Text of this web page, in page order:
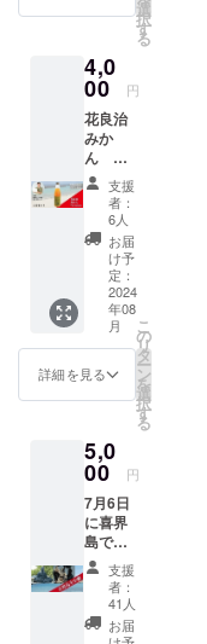
お店か
ら直送
しま
す。 品
目 本格
焼酎 原
材料名
黒糖(国
内製
造、ボ
リビア
造）、
米こう
じ（タ
米） ア
ルコー
容量
720ｍｌ
製造者
喜界島
酒造株
式会社
住所 鹿
児島県
大島郡
喜界町
う想い
のも
と、 さ
まざま
な産品
を開発
してい
ます。
名称：
すり胡
麻・炒
りごま
内容
量：
38gx2
原材料
名：白
賞味期
限：約
保存方
法：直
射日
光・高
温多湿
を避け
冷暗所
透明
パッ
が100g
です 保
存方法
→常温
（直射
日光、
高温多
湿を避
けて保
存して
くださ
い）
（５月
～10月
は、
10℃以
下の冷
しま
す。）
賞味期
限
→3ヶ月
・原産
国、産
地 →
日本、
喜界島
選
択
す
る
4,0
00 円
花良治
みか
ん
Premiu
m 爽や
かで、
みずみ
ずしい
上質な
香りと
優しい
甘さが
特徴の
花良治
(けらじ)
みか
培が難
しく収
穫量が
少ない
為、島
外に出
回るこ
とが、
ほとん
どない
支援
者：
6人
お届
け予
定：
2024
年08
月
詳細を見る
こ
の
リ
タ
ー
ン
を
選
択
す
る
5,0
00 円
7月6日
に喜界
島で行
われる
文楽公
演を生
中継い
たしま
支援
者：
41人
お届